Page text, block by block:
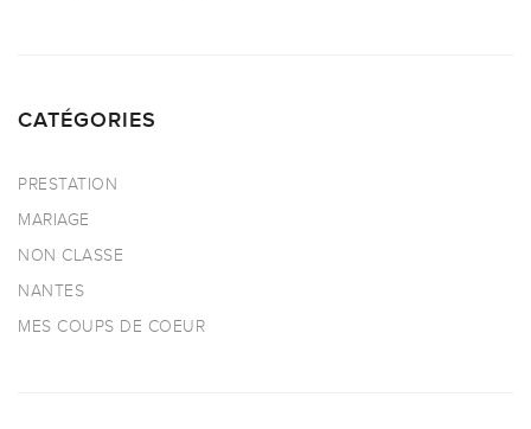
CATÉGORIES
PRESTATION
MARIAGE
NON CLASSE
NANTES
MES COUPS DE COEUR